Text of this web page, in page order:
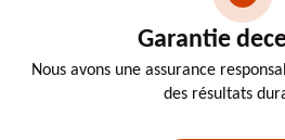
Garantie
Nous avons une assurance
des résultats